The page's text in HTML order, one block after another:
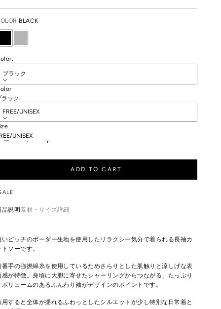
BLACK
ブラック
ラック
FREE/UNISEX
UNISEX
量を減らす
ADD TO CART
品説明素材・サイズ詳細
いピッチのボーダー生地を使用したリラクシー気分で着られる長袖カ
トソーです。
番手の強撚綿糸を使用しているためさらりとした肌触りと涼しげな表
感が特徴。身頃に大胆に寄せたシャーリングからつながる、たっぷり
ボリュームのあるふんわり袖がデザインのポイントです。
用すると全体が揺れるふわっとしたシルエットが少し特別な日常着と